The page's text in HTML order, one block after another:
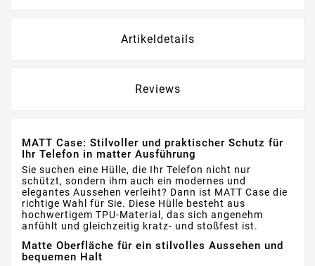
Artikeldetails
Reviews
MATT Case: Stilvoller und praktischer Schutz für
Ihr Telefon in matter Ausführung
Sie suchen eine Hülle, die Ihr Telefon nicht nur
schützt, sondern ihm auch ein modernes und
elegantes Aussehen verleiht? Dann ist MATT Case die
richtige Wahl für Sie. Diese Hülle besteht aus
hochwertigem TPU-Material, das sich angenehm
anfühlt und gleichzeitig kratz- und stoßfest ist.
Matte Oberfläche für ein stilvolles Aussehen und
bequemen Halt